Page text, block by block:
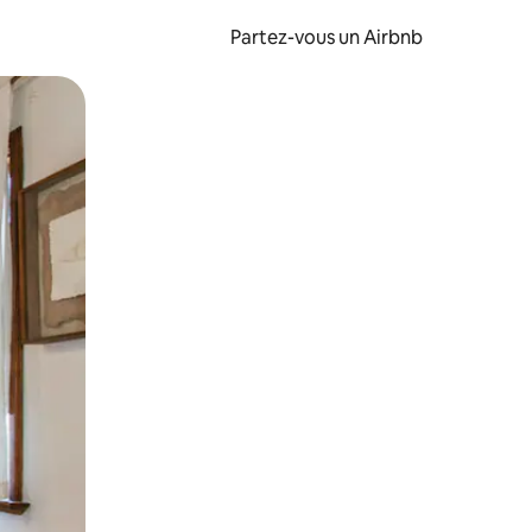
Partez-vous un Airbnb
en les faisant glisser.